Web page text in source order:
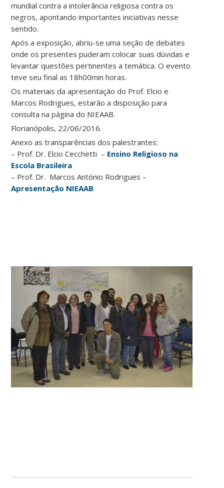
mundial contra a intolerância religiosa contra os
negros, apontando importantes iniciativas nesse
sentido.
Após a exposição, abriu-se uma seção de debates
onde os presentes puderam colocar suas dúvidas e
levantar questões pertinentes a temática. O evento
teve seu final as 18h00min horas.
Os materiais da apresentação do Prof. Elcio e
Marcos Rodrigues, estarão a disposição para
consulta na página do NIEAAB.
Florianópolis, 22/06/2016.
Anexo as transparências dos palestrantes:
– Prof. Dr. Elcio Cecchetti – Ensino Religioso na
Escola Brasileira
– Prof. Dr. Marcos António Rodrigues –
Apresentação NIEAAB